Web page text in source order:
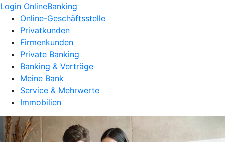
Login OnlineBanking
Online-Geschäftsstelle
Privatkunden
Firmenkunden
Private Banking
Banking & Verträge
Meine Bank
Service & Mehrwerte
Immobilien